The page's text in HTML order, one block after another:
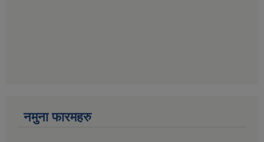
नमुना फारमहरु